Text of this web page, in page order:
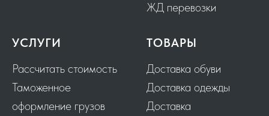
ЖД перевозки
УСЛУГИ
Рассчитать стоимость
Таможенное
оформление грузов
ТОВАРЫ
Доставка обуви
Доставка одежды
Доставка